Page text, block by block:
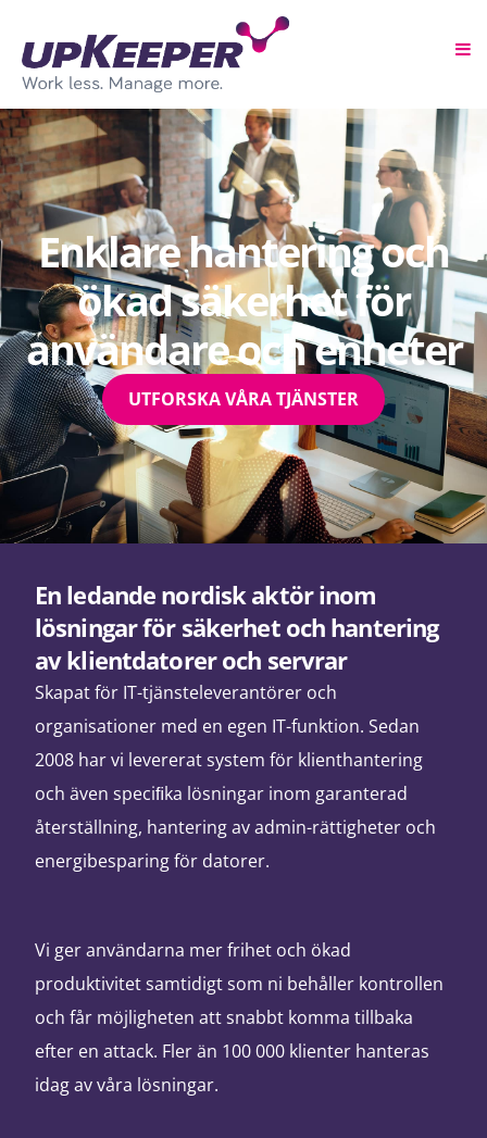
Enklare hantering och
ökad säkerhet för
användare och enheter
UTFORSKA VÅRA TJÄNSTER
En ledande nordisk aktör inom
lösningar för säkerhet och hantering
av klientdatorer och servrar
Skapat för IT-tjänsteleverantörer och
organisationer med en egen IT-funktion. Sedan
2008 har vi levererat system för klienthantering
och även speciﬁka lösningar inom garanterad
återställning, hantering av admin-rättigheter och
energibesparing för datorer.
Vi ger användarna mer frihet och ökad
produktivitet samtidigt som ni behåller kontrollen
och får möjligheten att snabbt komma tillbaka
efter en attack. Fler än 100 000 klienter hanteras
idag av våra lösningar.